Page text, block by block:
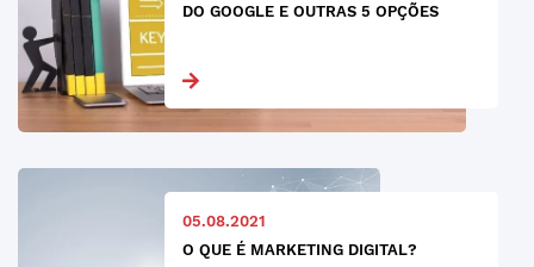
DO GOOGLE E OUTRAS 5 OPÇÕES
05.08.2021
O QUE É MARKETING DIGITAL?